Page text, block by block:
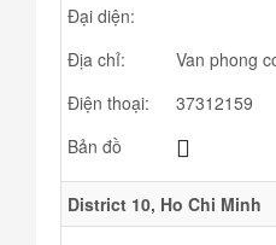
Đại diện:
Địa chỉ:
Van phong
Điện thoại:
37312159
Bản đồ
District 10, Ho Chi Minh